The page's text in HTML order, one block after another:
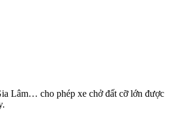
Lâm… cho phép xe chở đất cỡ lớn được